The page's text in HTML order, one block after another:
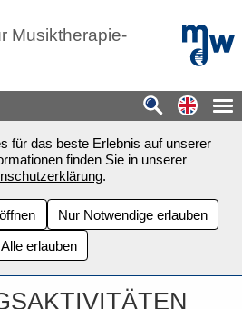
mdw -
für das beste Erlebnis auf unserer
finden Sie in unserer
.
Nur Notwendige erlauben
Alle erlauben